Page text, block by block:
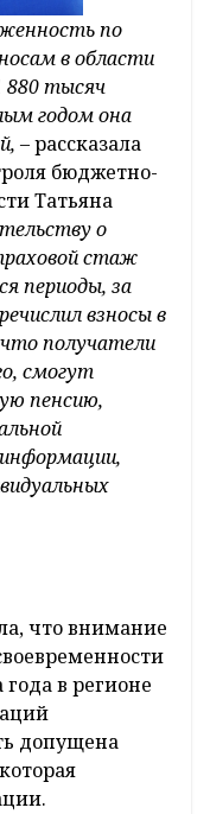
по
в области
880 тысяч
годом она
– рассказала
бюджетно-
Татьяна
о
стаж
периоды, за
взносы в
получатели
смогут
пенсию,
что внимание
в регионе
допущена